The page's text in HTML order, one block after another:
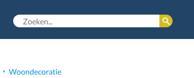
Woondecoratie